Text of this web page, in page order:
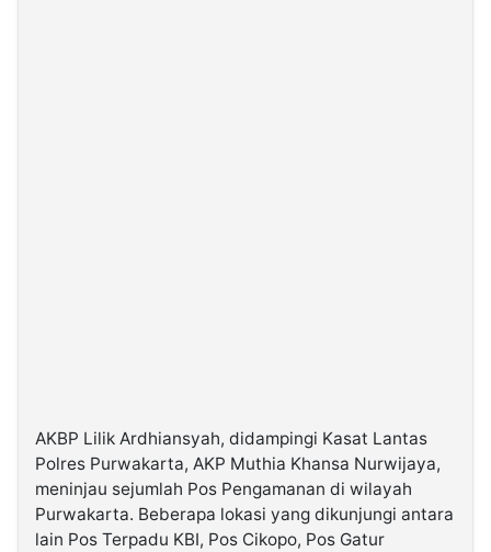
AKBP Lilik Ardhiansyah, didampingi Kasat Lantas
Polres Purwakarta, AKP Muthia Khansa Nurwijaya,
meninjau sejumlah Pos Pengamanan di wilayah
Purwakarta. Beberapa lokasi yang dikunjungi antara
lain Pos Terpadu KBI, Pos Cikopo, Pos Gatur